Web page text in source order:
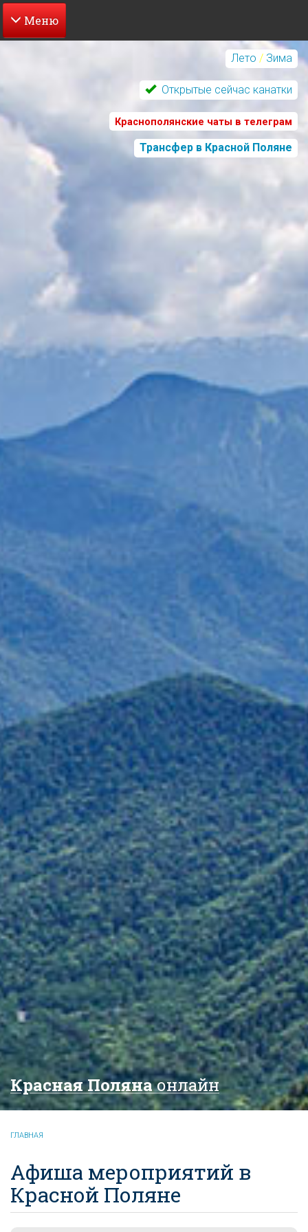
Перейти
содержанию
Лето / Зима
Открытые сейчас канатки
Краснополянские чаты в телеграм
Трансфер в Красной Поляне
Красная Полянаонлайн
ГЛАВНАЯ
Афиша мероприятий в
Красной Поляне